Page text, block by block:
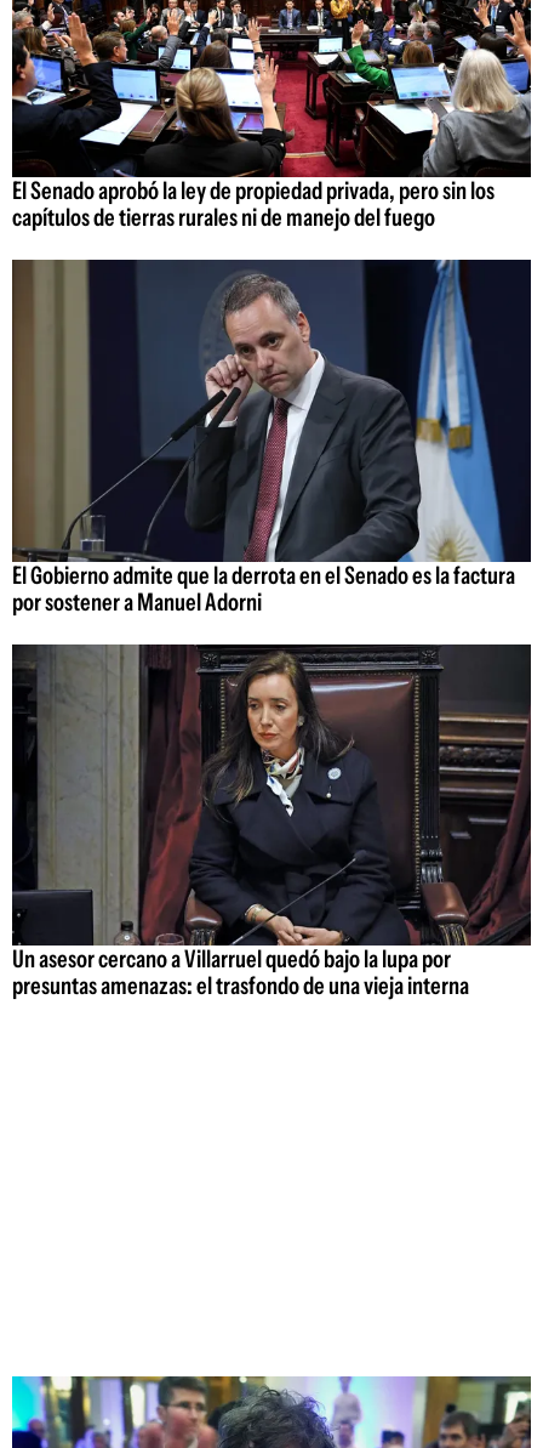
El Senado aprobó la ley de propiedad privada, pero sin los
capítulos de tierras rurales ni de manejo del fuego
El Gobierno admite que la derrota en el Senado es la factura
por sostener a Manuel Adorni
Un asesor cercano a Villarruel quedó bajo la lupa por
presuntas amenazas: el trasfondo de una vieja interna